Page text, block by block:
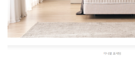
WI-55S9500CM | 53,900